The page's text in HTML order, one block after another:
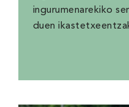
ingurumenarekiko
duen